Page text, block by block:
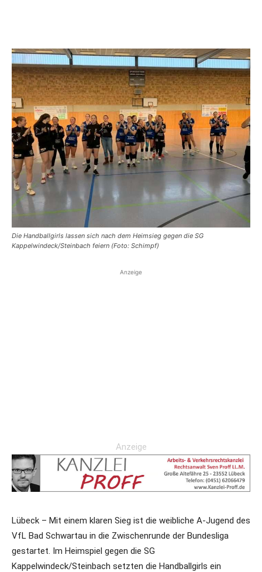
Die Handballgirls lassen sich nach dem Heimsieg gegen die SG
Kappelwindeck/Steinbach feiern (Foto: Schimpf)
Anzeige
Anzeige
Lübeck – Mit einem klaren Sieg ist die weibliche A-Jugend des
VfL Bad Schwartau in die Zwischenrunde der Bundesliga
gestartet. Im Heimspiel gegen die SG
Kappelwindeck/Steinbach setzten die Handballgirls ein